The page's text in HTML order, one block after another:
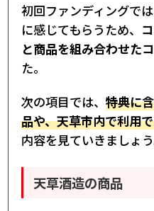
初回ファンディングで
に感じてもらうため、
と商品を組み合わせた
た。
次の項目では、 特典に
品や、天草市内で利用
内容を見ていきましょう
天草酒造の商品